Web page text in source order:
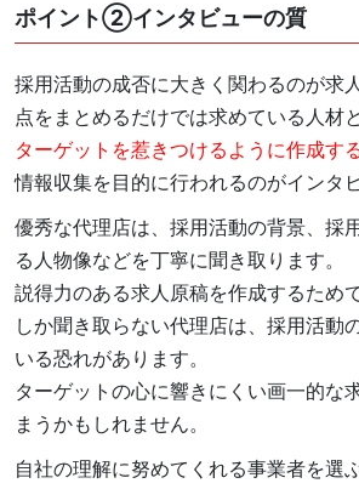
ポイント②インタビューの質
採用活動の成否に大きく関わるのが求
点をまとめるだけでは求めている人材
ターゲットを惹きつけるように作成す
情報収集を目的に行われるのがインタ
優秀な代理店は、採用活動の背景、採
る人物像などを丁寧に聞き取ります。
説得力のある求人原稿を作成するため
しか聞き取らない代理店は、採用活動
いる恐れがあります。
ターゲットの心に響きにくい画一的な
まうかもしれません。
自社の理解に努めてくれる事業者を選